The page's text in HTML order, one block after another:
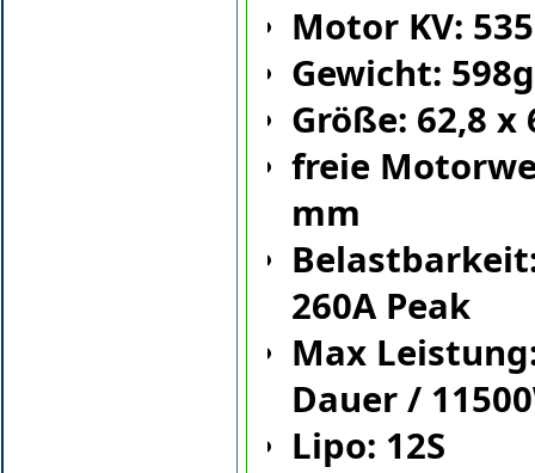
Motor KV:
Gewicht: 598g
Größe: 62,8 x
freie
mm
260A Peak
Max
Dauer /
Lipo: 12S